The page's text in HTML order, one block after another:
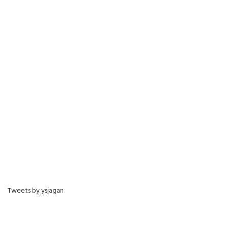
Tweets by ysjagan